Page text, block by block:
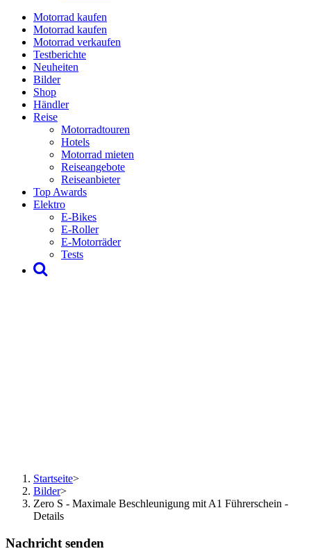
Motorrad kaufen
Motorrad kaufen
Motorrad verkaufen
Testberichte
Neuheiten
Bilder
Shop
Händler
Reise
Motorradtouren
Hotels
Motorrad mieten
Reiseangebote
Reiseanbieter
Top Awards
Elektro
E-Bikes
E-Roller
E-Motorräder
Tests
Startseite>
Bilder>
Zero S - Maximale Beschleunigung mit A1 Führerschein -
Details
Nachricht senden